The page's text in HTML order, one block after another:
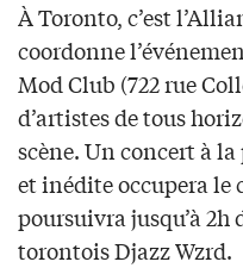
À Toronto, c’est
coordonne
Mod Club (722 rue
d’artistes de tous
scène. Un concert à
et inédite occupera le
poursuivra jusqu’à
torontois Djazz Wzrd.